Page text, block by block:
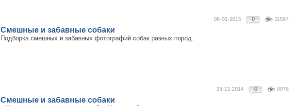
11587
0
06-01-2015
Смешные и забавные собаки
Подборка смешных и забавных фотографий собак разных пород.
8978
0
23-12-2014
Смешные и забавные собаки